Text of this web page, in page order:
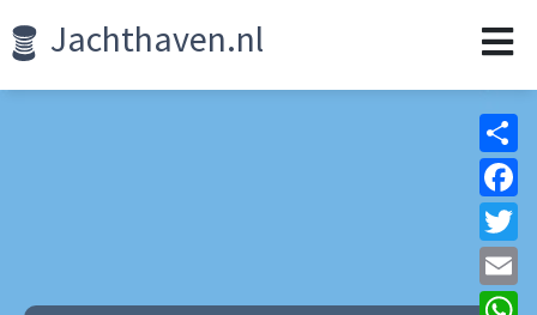
Jachthaven.nl